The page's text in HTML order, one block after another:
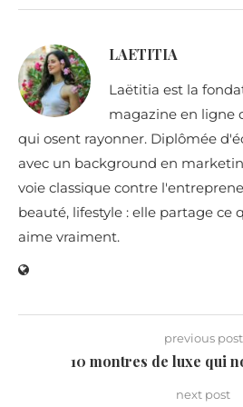
LAETITIA
Laëtitia est la
magazine en ligne
qui osent rayonner. Diplômée
avec un background en
voie classique contre
beauté, lifestyle : elle partage ce
aime vraiment.
previous post
10 montres de luxe qui
next post